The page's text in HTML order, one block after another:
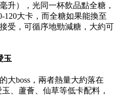
升），光同一杯飲品點全糖，
120大卡，而全糖如果能換至
受，可循序地勁減糖，大約可
玉
大boss，兩者熱量大約落在
、蘆薈、仙草等低卡配料，